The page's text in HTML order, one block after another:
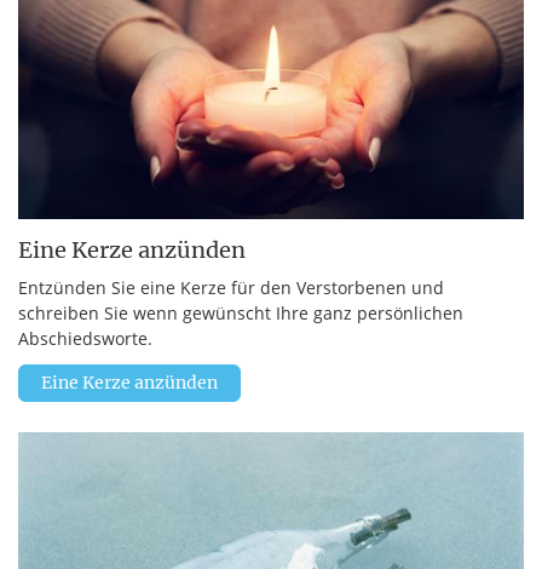
Eine Kerze anzünden
Entzünden Sie eine Kerze für den Verstorbenen und
schreiben Sie wenn gewünscht Ihre ganz persönlichen
Abschiedsworte.
Eine Kerze anzünden